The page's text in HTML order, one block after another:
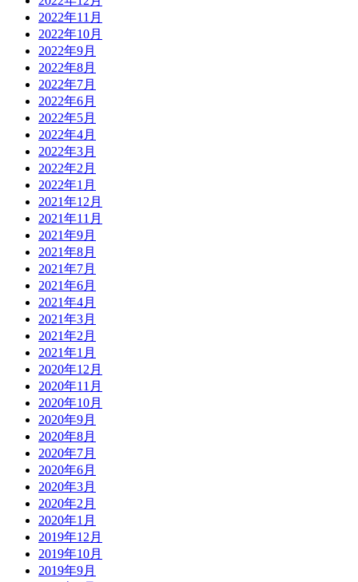
2022年11月
2022年10月
2022年9月
2022年8月
2022年7月
2022年6月
2022年5月
2022年4月
2022年3月
2022年2月
2022年1月
2021年12月
2021年11月
2021年9月
2021年8月
2021年7月
2021年6月
2021年4月
2021年3月
2021年2月
2021年1月
2020年12月
2020年11月
2020年10月
2020年9月
2020年8月
2020年7月
2020年6月
2020年3月
2020年2月
2020年1月
2019年12月
2019年10月
2019年9月